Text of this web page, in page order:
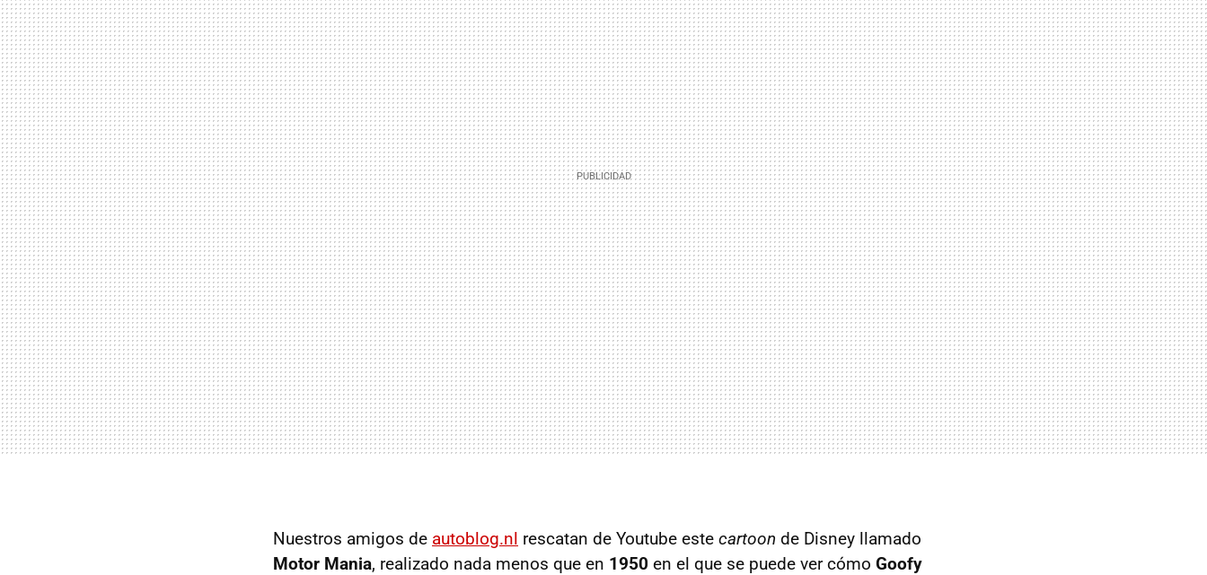
Nuestros amigos de autoblog.nl rescatan de Youtube este cartoon de Disney llamado
Motor Mania, realizado nada menos que en 1950 en el que se puede ver cómo Goofy